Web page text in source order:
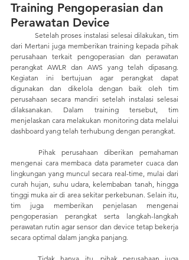
Training Pengoperasian dan
Perawatan Device
dari Mertani juga memberikan training kepada pihak
perusahaan terkait pengoperasian dan perawatan
perangkat AWLR dan AWS yang telah dipasang.
Kegiatan ini bertujuan agar perangkat dapat
digunakan dan dikelola dengan baik oleh tim
perusahaan secara mandiri setelah instalasi selesai
dilaksanakan. Dalam training tersebut, tim
menjelaskan cara melakukan monitoring data melalui
dashboard yang telah terhubung dengan perangkat.
mengenai cara membaca data parameter cuaca dan
lingkungan yang muncul secara real-time, mulai dari
curah hujan, suhu udara, kelembaban tanah, hingga
tinggi muka air di area sekitar perkebunan. Selain itu,
tim juga memberikan penjelasan mengenai
pengoperasian perangkat serta langkah-langkah
perawatan rutin agar sensor dan device tetap bekerja
secara optimal dalam jangka panjang.